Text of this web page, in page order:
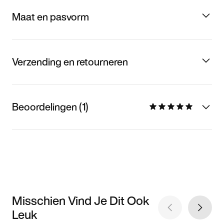
Maat en pasvorm
Verzending en retourneren
Beoordelingen (1)
Misschien Vind Je Dit Ook
Leuk